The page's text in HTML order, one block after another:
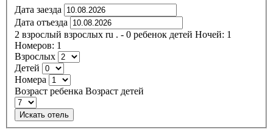
Дата заезда
Дата отъезда
2 взрослый взрослых ru . - 0 ребенок детей Ночей: 1
Номеров: 1
Взрослых
Детей
Номера
Возраст ребенка Возраст детей
Искать отель